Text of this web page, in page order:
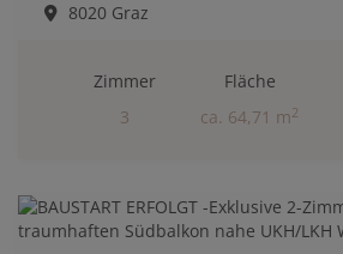
8020 Graz
Zimmer
3
Fläche
ca. 64,71 m2